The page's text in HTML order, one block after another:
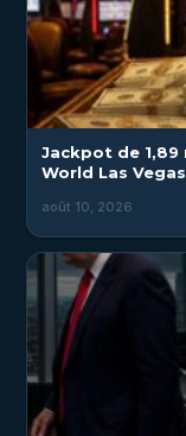
Jackpot de
World Las Vegas
août 10, 2026